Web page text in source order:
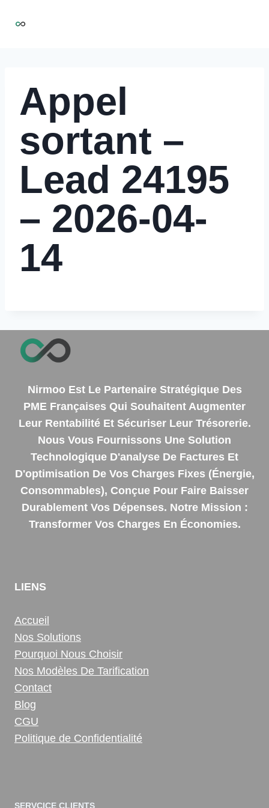
Appel
sortant –
Lead 24195
– 2026-04-
14
Nirmoo Est Le Partenaire Stratégique Des
PME Françaises Qui Souhaitent Augmenter
Leur Rentabilité Et Sécuriser Leur Trésorerie.
Nous Vous Fournissons Une Solution
Technologique D'analyse De Factures Et
D'optimisation De Vos Charges Fixes (énergie,
Consommables), Conçue Pour Faire Baisser
Durablement Vos Dépenses. Notre Mission :
Transformer Vos Charges En Économies.
LIENS
Accueil
Nos Solutions
Pourquoi Nous Choisir
Nos Modèles De Tarification
Contact
Blog
CGU
Politique de Confidentialité
SERVCICE CLIENTS